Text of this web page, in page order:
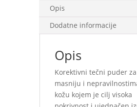
Opis
Dodatne informacije
Opis
Korektivni tečni puder za
masniju i
kožu kojem je cilj visoka